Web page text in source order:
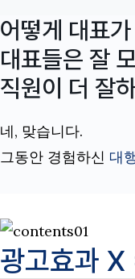
어떻게 대표
대표들은 잘
직원이 더 잘
네, 맞습니다.
그동안 경험하신 대
광고효과